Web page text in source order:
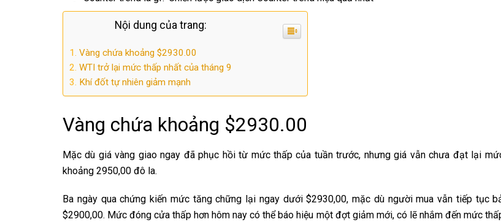
Nội dung của trang:
Vàng chứa khoảng $2930.00
WTI trở lại mức thấp nhất của tháng 9
Khí đốt tự nhiên giảm mạnh
Vàng chứa khoảng $2930.00
Mặc dù giá vàng giao ngay đã phục hồi từ mức thấp của tuần trước, nhưng giá vẫn chưa đạt lại
khoảng 2950,00 đô la.
​Ba ngày qua chứng kiến ​​mức tăng chững lại ngay dưới $2930,00, mặc dù người mua vẫn tiếp tục
$2900,00. Mức đóng cửa thấp hơn hôm nay có thể báo hiệu một đợt giảm mới, có lẽ nhắm đến mức